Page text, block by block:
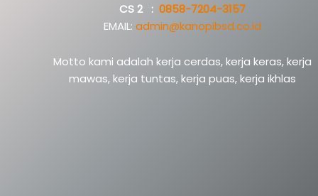
CS 2 :0858-7204-3157
EMAIL:admin@kanopibsd.co.id
Motto kami adalah kerja cerdas, kerja keras, kerja
mawas, kerja tuntas, kerja puas, kerja ikhlas